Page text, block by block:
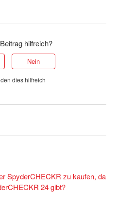
hilfreich?
Nein
dies hilfreich
SpyderCHECKR zu kaufen, da
24 gibt?